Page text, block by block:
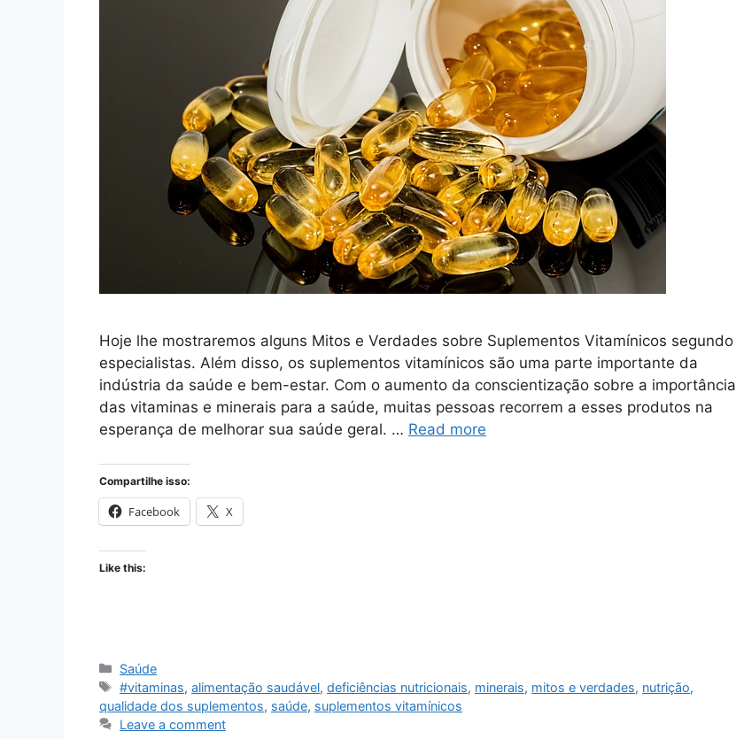
Hoje lhe mostraremos alguns Mitos e Verdades sobre Suplementos Vitamínicos segundo
especialistas. Além disso, os suplementos vitamínicos são uma parte importante da
indústria da saúde e bem-estar. Com o aumento da conscientização sobre a importância
das vitaminas e minerais para a saúde, muitas pessoas recorrem a esses produtos na
esperança de melhorar sua saúde geral. … Read more
Compartilhe isso:
Facebook X
Like this:
Categories
Saúde
Tags
#vitaminas,alimentação saudável,deficiências nutricionais, minerais, mitos e verdades, nutrição,
qualidade dos suplementos, saúde, suplementos vitamínicos
Leave a comment